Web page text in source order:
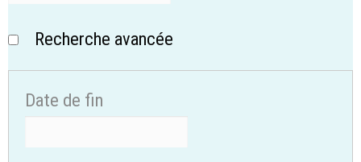
Recherche avancée
Date de fin